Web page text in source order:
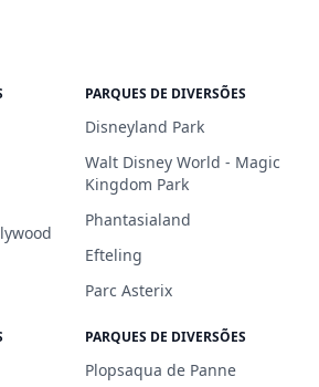
PARQUES DE DIVERSÕES
Disneyland Park
Walt Disney World - Magic
Kingdom Park
Phantasialand
Efteling
Parc Asterix
PARQUES DE DIVERSÕES
Plopsaqua de Panne